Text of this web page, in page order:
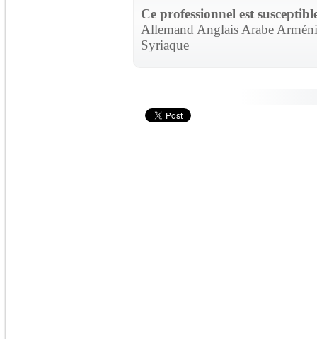
Ce professionnel est
Allemand Anglais Arabe
Syriaque